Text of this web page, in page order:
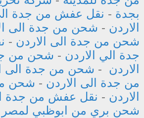
بجدة - نقل عفش من جدة
الاردن - شحن من جدة الى
شحن من جدة الى الاردن -
جدة الي الاردن - شحن من
الاردن - شحن من جدة الى
من جدة الى الاردن - شحن
الاردن - نقل عفش من جدة
شحن بري من ابوظبي لمصر